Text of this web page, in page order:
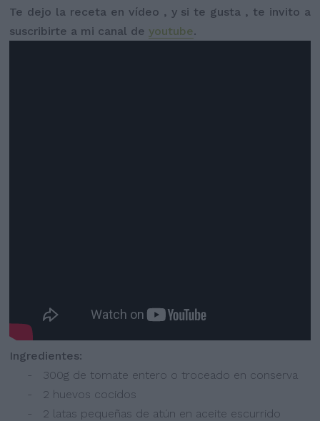
Te dejo la receta en vídeo , y si te gusta , te invito a
suscribirte a mi canal de youtube.
Ingredientes:
- 300g de tomate entero o troceado en conserva
- 2 huevos cocidos
- 2 latas pequeñas de atún en aceite escurrido